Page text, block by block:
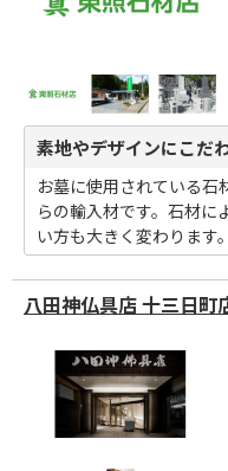
素地やデザインにこだ
お墓に使用されている石
らの輸入材です。石材に
い方も大きく変わります
八田神仏具店 十三日町